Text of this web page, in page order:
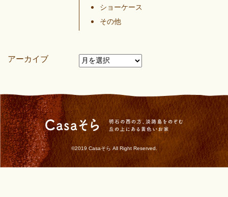
ショーケース
その他
アーカイブ
©2019 Casaそら All Right Reserved.